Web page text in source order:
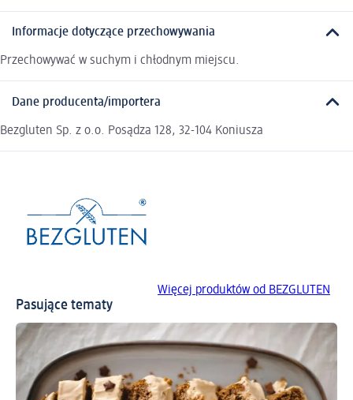
Informacje dotyczące przechowywania
Przechowywać w suchym i chłodnym miejscu.
Dane producenta/importera
Bezgluten Sp. z o.o. Posądza 128, 32-104 Koniusza
Więcej produktów od BEZGLUTEN
Pasujące tematy